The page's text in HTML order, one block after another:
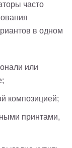
часто
в одном
или
композицией;
принтами,